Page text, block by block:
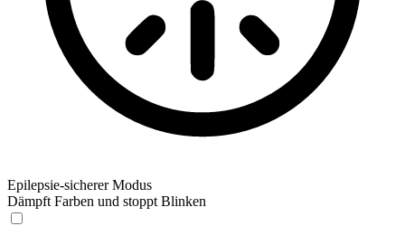
Epilepsie-sicherer Modus
Dämpft Farben und stoppt Blinken